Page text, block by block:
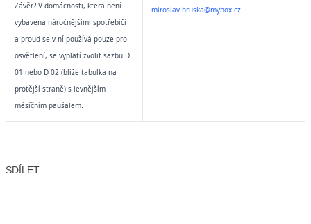
Závěr? V domácnosti, která není
vybavena náročnějšími spotřebiči
a proud se v ní používá pouze pro
osvětlení, se vyplatí zvolit sazbu D
01 nebo D 02 (blíže tabulka na
protější straně) s levnějším
měsíčním paušálem.
miroslav.hruska@mybox.cz
SDÍLET